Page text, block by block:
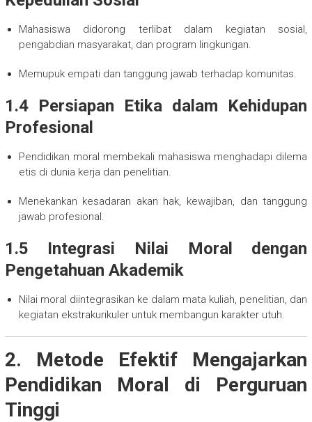
Mahasiswa didorong terlibat dalam kegiatan sosial,
pengabdian masyarakat, dan program lingkungan.
Memupuk empati dan tanggung jawab terhadap komunitas.
1.4 Persiapan Etika dalam Kehidupan
Profesional
Pendidikan moral membekali mahasiswa menghadapi dilema
etis di dunia kerja dan penelitian.
Menekankan kesadaran akan hak, kewajiban, dan tanggung
jawab profesional.
1.5 Integrasi Nilai Moral dengan
Pengetahuan Akademik
Nilai moral diintegrasikan ke dalam mata kuliah, penelitian, dan
kegiatan ekstrakurikuler untuk membangun karakter utuh.
2. Metode Efektif Mengajarkan
Pendidikan Moral di Perguruan
Tinggi